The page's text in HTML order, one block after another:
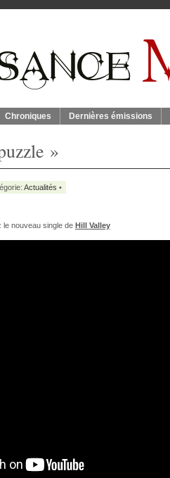
Chroniques Dernières émissions
»
Actualités •
le nouveau single de Hill Valley